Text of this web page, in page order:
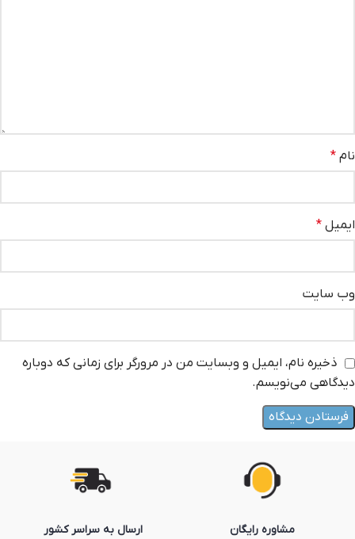
نام *
ایمیل *
وب‌ سایت
ذخیره نام، ایمیل و وبسایت من در مرورگر برای زمانی که دوباره
دیدگاهی می‌نویسم.
مشاوره رایگان ارسال به سراسر کشور